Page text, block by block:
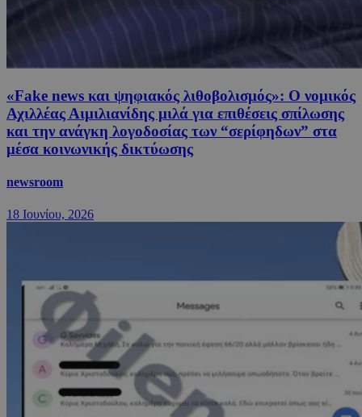
«Fake news και ψηφιακός λιθοβολισμός»: Ο νομικός
Αχιλλέας Αιμιλιανίδης μιλά για επιθέσεις σπίλωσης
και την ανάγκη λογοδοσίας των “σερίφηδων” στα
μέσα κοινωνικής δικτύωσης
newsroom
18 Ιουνίου, 2026